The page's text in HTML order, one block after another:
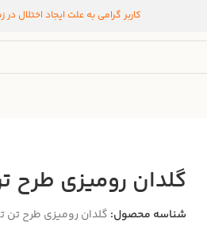
کاربر گرامی به علت ایجاد اختلال
گلدان رومیزی طرح
شناسه محصول: گلدان رومیزی طرح تن